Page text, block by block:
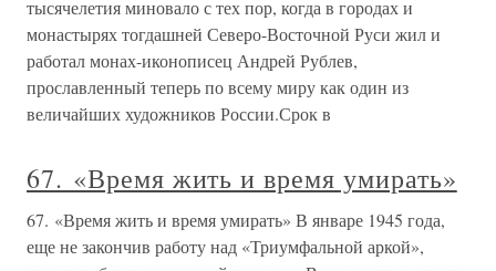
тысячелетия миновало с тех пор, когда в городах и
монастырях тогдашней Северо-Восточной Руси жил и
работал монах-иконописец Андрей Рублев,
прославленный теперь по всему миру как один из
величайших художников России.Срок в
67. «Время жить и время умирать»
67. «Время жить и время умирать» В январе 1945 года,
еще не закончив работу над «Триумфальной аркой»,